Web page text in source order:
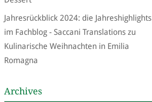
Jahresrückblick 2024: die Jahreshighlights
im Fachblog - Saccani Translationszu
Kulinarische Weihnachten in Emilia
Romagna
Archives